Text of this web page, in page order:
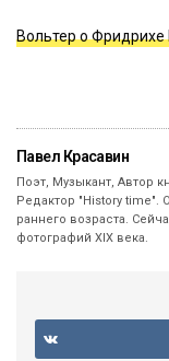
Вольтер о Фридрихе
Павел Красавин
Поэт, Музыкант, Автор
Редактор "History time".
раннего возраста.
фотографий ХIX века.